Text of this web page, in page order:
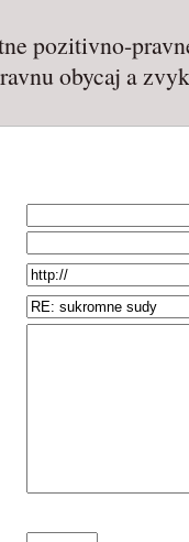
pozitivno-
obycaj a